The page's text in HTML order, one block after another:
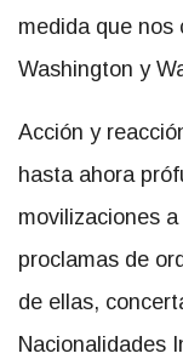
medida que nos
Washington y
Acción y
hasta ahora
movilizaciones
proclamas de
de ellas,
Nacionalidades